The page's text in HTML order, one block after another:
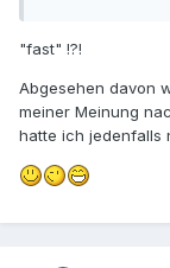
"fast" !?!
Abgesehen davon
meiner Meinung
hatte ich jedenfalls